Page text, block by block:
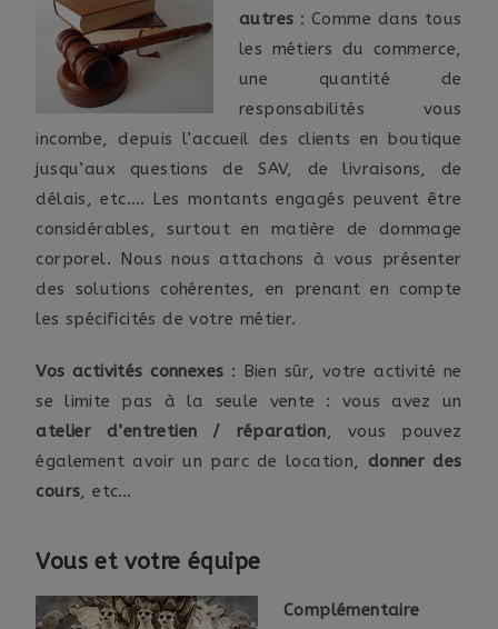
autres : Comme dans tous
les métiers du commerce,
une quantité de
responsabilités vous
incombe, depuis l’accueil des clients en boutique
jusqu’aux questions de SAV, de livraisons, de
délais, etc…. Les montants engagés peuvent être
considérables, surtout en matière de dommage
corporel. Nous nous attachons à vous présenter
des solutions cohérentes, en prenant en compte
les spécificités de votre métier.
Vos activités connexes : Bien sûr, votre activité ne
se limite pas à la seule vente : vous avez un
atelier d’entretien / réparation, vous pouvez
également avoir un parc de location, donner des
cours, etc…
Vous et votre équipe
Complémentaire